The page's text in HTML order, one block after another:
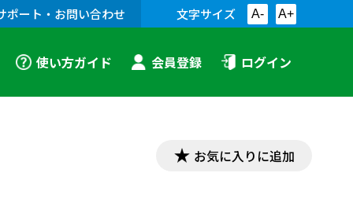
ポート・お問い合わせ 文字サイズ A- A+
使い方ガイド 会員登録 ログイン
お気に入りに追加